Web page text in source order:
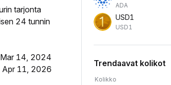
tarjonta
24 tunnin
14, 2024
11, 2026
ADA
USD1
USD1
Trendaavat kolikot
Kolikko